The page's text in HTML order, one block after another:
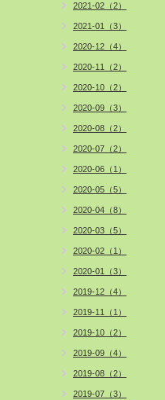
2021-02（2）
2021-01（3）
2020-12（4）
2020-11（2）
2020-10（2）
2020-09（3）
2020-08（2）
2020-07（2）
2020-06（1）
2020-05（5）
2020-04（8）
2020-03（5）
2020-02（1）
2020-01（3）
2019-12（4）
2019-11（1）
2019-10（2）
2019-09（4）
2019-08（2）
2019-07（3）